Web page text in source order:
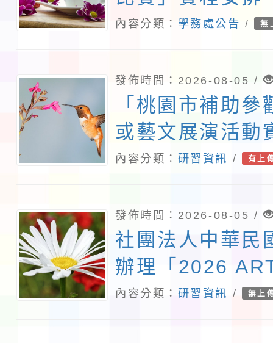
內容分類： 學務處公告 / 無
發佈時間：2026-08-05 /
「桃園市補助
或藝文展演活動
115年下半年申
內容分類： 研習資訊 / 有上
發佈時間：2026-08-05 /
社團法人中華民
辦理「2026
北國際藝術博覽
內容分類： 研習資訊 / 無上